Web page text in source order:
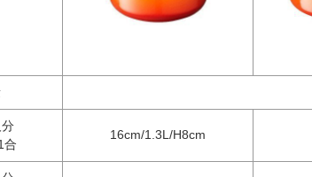
合
16cm/1.3L/H8cm